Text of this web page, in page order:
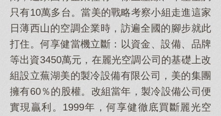
只有10萬多台。當美的戰略考察小組走進這家
日薄西山的空調企業時，訪遍全國的腳步就此
打住。何享健當機立斷：以資金、設備、品牌
等出資3450萬元，在麗光空調公司的基礎上改
組設立蕪湖美的製冷設備有限公司，美的集團
擁有60％的股權。改組當年，製冷設備公司便
實現贏利。1999年，何享健徹底買斷麗光空